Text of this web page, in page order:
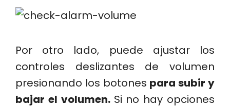
Por otro lado, puede ajustar los
controles deslizantes de volumen
presionando los botones para subir y
bajar el volumen. Si no hay opciones